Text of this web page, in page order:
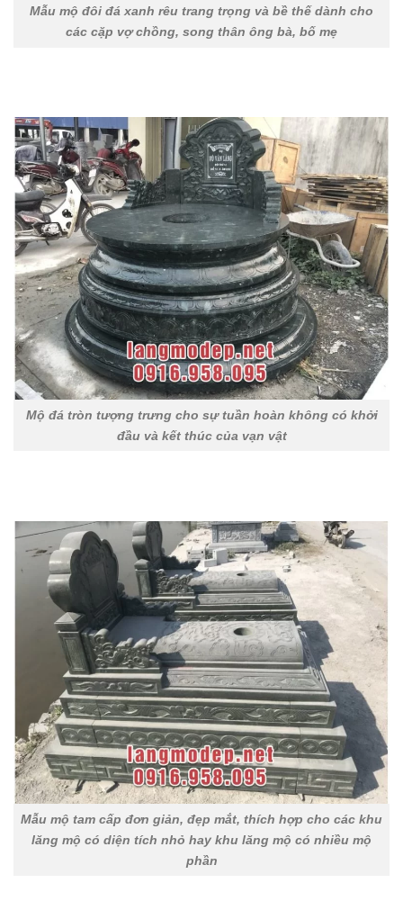
Mẫu mộ đôi đá xanh rêu trang trọng và bề thế dành cho
các cặp vợ chồng, song thân ông bà, bố mẹ
Mộ đá tròn tượng trưng cho sự tuần hoàn không có khởi
đầu và kết thúc của vạn vật
Mẫu mộ tam cấp đơn giản, đẹp mắt, thích hợp cho các khu
lăng mộ có diện tích nhỏ hay khu lăng mộ có nhiều mộ
phần